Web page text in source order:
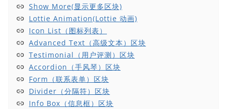
Show More(显示更多区块)
Lottie Animation(Lottie 动画)
Icon List（图标列表）
Advanced Text（高级文本）区块
Testimonial（用户评测）区块
Accordion（手风琴）区块
Form（联系表单）区块
Divider（分隔符）区块
Info Box（信息框）区块